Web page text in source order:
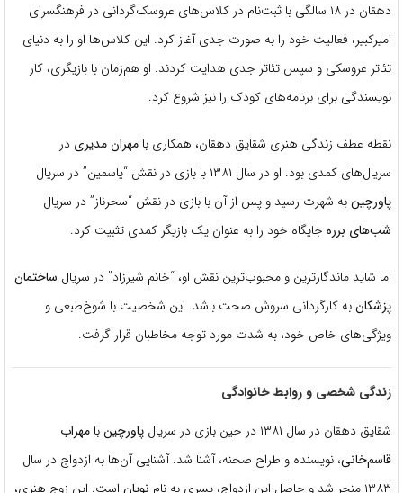
دهقان در ۱۸ سالگی با ثبت‌نام در کلاس‌های عروسک‌گردانی در فرهنگسرای
امیرکبیر، فعالیت خود را به صورت جدی آغاز کرد. این کلاس‌ها او را به دنیای
تئاتر عروسکی و سپس تئاتر جدی هدایت کردند. او هم‌زمان با بازیگری، کار
نویسندگی برای برنامه‌های کودک را نیز شروع کرد.
نقطه عطف زندگی هنری شقایق دهقان، همکاری با مهران مدیری در
سریال‌های کمدی بود. او در سال ۱۳۸۱ با بازی در نقش “یاسمین” در سریال
پاورچینبه شهرت رسید و پس از آن با بازی در نقش “سحرناز” در سریال
شب‌های برره جایگاه خود را به عنوان یک بازیگر کمدی تثبیت کرد.
اما شاید ماندگارترین و محبوب‌ترین نقش او، “خانم شیرزاد” در سریال ساختمان
پزشکانبه کارگردانی سروش صحت باشد. این شخصیت با شوخ‌طبعی و
ویژگی‌های خاص خود، به شدت مورد توجه مخاطبان قرار گرفت.
زندگی شخصی و روابط خانوادگی
شقایق دهقان در سال ۱۳۸۱ در حین بازی در سریال
پاورچینبا مهراب
قاسم‌خانی، نویسنده و طراح صحنه، آشنا شد. آشنایی آن‌ها به ازدواج در سال
۱۳۸۳ منجر شد و حاصل این ازدواج، پسری به نام
نویان است. این زوج هنری،